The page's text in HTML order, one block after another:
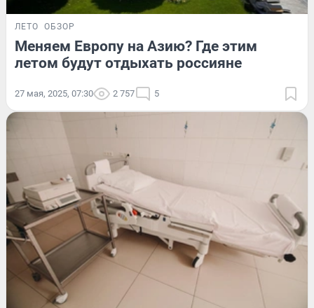
ЛЕТО ОБЗОР
Меняем Европу на Азию? Где этим
летом будут отдыхать россияне
27 мая, 2025, 07:30 2 757 5